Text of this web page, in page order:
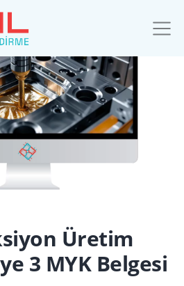
Üretim
3 MYK Belgesi